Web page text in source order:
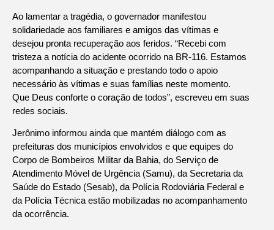
Ao lamentar a tragédia, o governador manifestou
solidariedade aos familiares e amigos das vítimas e
desejou pronta recuperação aos feridos. “Recebi com
tristeza a notícia do acidente ocorrido na BR-116. Estamos
acompanhando a situação e prestando todo o apoio
necessário às vítimas e suas famílias neste momento.
Que Deus conforte o coração de todos”, escreveu em suas
redes sociais.
Jerônimo informou ainda que mantém diálogo com as
prefeituras dos municípios envolvidos e que equipes do
Corpo de Bombeiros Militar da Bahia, do Serviço de
Atendimento Móvel de Urgência (Samu), da Secretaria da
Saúde do Estado (Sesab), da Polícia Rodoviária Federal e
da Polícia Técnica estão mobilizadas no acompanhamento
da ocorrência.